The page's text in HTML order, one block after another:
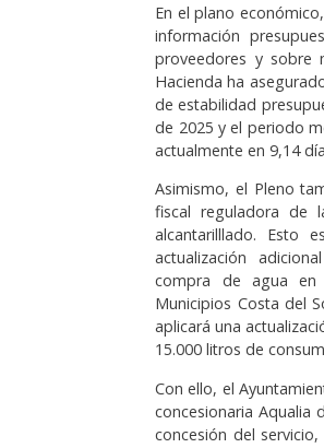
En el plano
información
proveedores y sobre
Hacienda ha
de estabilidad
de 2025 y el periodo
actualmente en 9,14
Asimismo, el Pleno
fiscal reguladora de
alcantarilllado. Esto
actualización
compra de agua
Municipios Costa del
aplicará una
15.000 litros de
Con ello, el
concesionaria Aqualia
concesión del